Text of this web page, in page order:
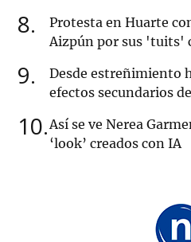
8
Protesta en Huarte
Aizpún por sus 'tuits'
9
Desde estreñimiento
efectos secundarios
10 Así se ve Nerea
‘look’ creados con IA